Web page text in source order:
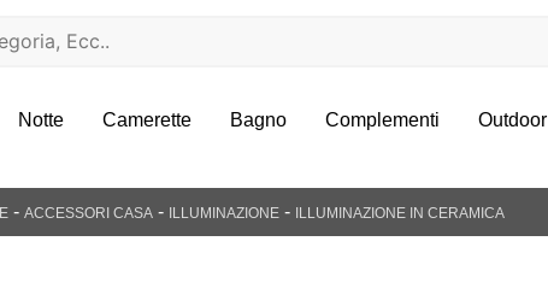
Notte Camerette Bagno Complementi Outdoor
- ACCESSORI CASA - ILLUMINAZIONE - ILLUMINAZIONE IN CERAMICA